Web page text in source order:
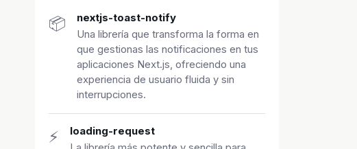
📦 nextjs-toast-notify
Una librería que transforma la forma en
que gestionas las notificaciones en tus
aplicaciones Next.js, ofreciendo una
experiencia de usuario fluida y sin
interrupciones.
⚡ loading-request